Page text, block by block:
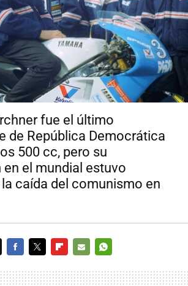
fue el último
de República Democrática
500 cc, pero su
el mundial estuvo
caída del comunismo en
MAIL